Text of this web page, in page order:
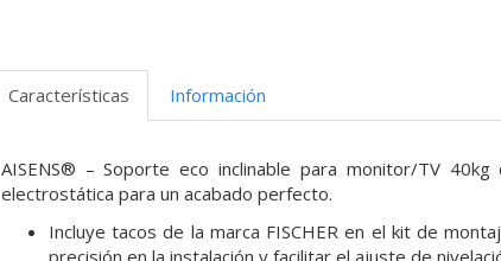
Características Información
AISENS® – Soporte eco inclinable para monitor/TV
electrostática para un acabado perfecto.
Incluye tacos de la marca FISCHER en el kit de
precisión en la instalación y facilitar el ajuste de